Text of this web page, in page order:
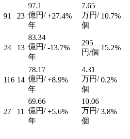
91 23
97.1
億円/
年
+27.4%
7.65
万円/
個
10.7%
24 13
83.34
億円/
年
-13.7%
295
円/個
15.2%
116 14
78.17
億円/
年
+8.9%
4.31
万円/
個
0.2%
27 11
69.66
億円/
年
+5.6%
10.06
万円/
個
3.8%